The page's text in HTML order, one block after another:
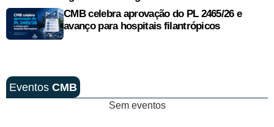
CMB celebra aprovação do PL 2465/26 e
avanço para hospitais filantrópicos
Eventos CMB
Sem eventos